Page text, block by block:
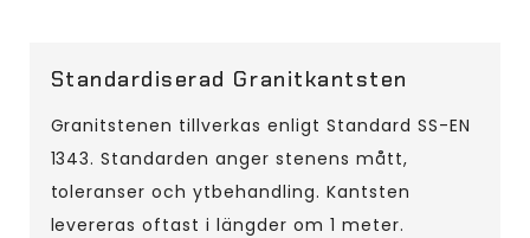
Standardiserad Granitkantsten
Granitstenen tillverkas enligt Standard SS-EN
1343. Standarden anger stenens mått,
toleranser och ytbehandling. Kantsten
levereras oftast i längder om 1 meter.